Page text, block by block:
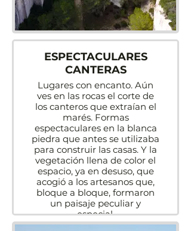
ESPECTACULARES
CANTERAS
Lugares con encanto. Aún
ves en las rocas el corte de
los canteros que extraían el
marés. Formas
espectaculares en la blanca
piedra que antes se utilizaba
para construir las casas. Y la
vegetación llena de color el
espacio, ya en desuso, que
acogió a los artesanos que,
bloque a bloque, formaron
un paisaje peculiar y
especial.